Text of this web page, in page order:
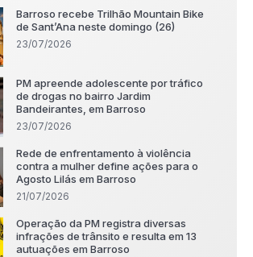
Barroso recebe Trilhão Mountain Bike
de Sant’Ana neste domingo (26)
23/07/2026
PM apreende adolescente por tráfico
de drogas no bairro Jardim
Bandeirantes, em Barroso
23/07/2026
Rede de enfrentamento à violência
contra a mulher define ações para o
Agosto Lilás em Barroso
21/07/2026
Operação da PM registra diversas
infrações de trânsito e resulta em 13
autuações em Barroso